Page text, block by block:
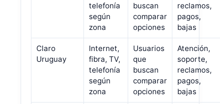
telefonía
según
zona
buscan
comparar
opciones
reclamos,
pagos,
bajas
Claro
Uruguay
Internet,
fibra, TV,
telefonía
según
zona
Usuarios
que
buscan
comparar
opciones
Atención,
soporte,
reclamos,
pagos,
bajas